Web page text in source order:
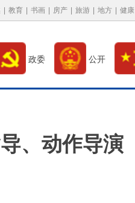
教育 书画 房产 旅游 地方 健康
政委 公开
、动作导演